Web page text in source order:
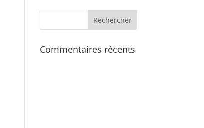
Commentaires récents